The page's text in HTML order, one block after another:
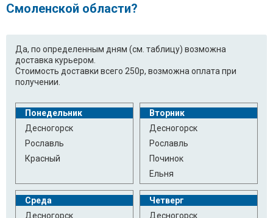
Смоленской области?
Да, по определенным дням (см. таблицу) возможна
доставка курьером.
Стоимость доставки всего 250р, возможна оплата при
получении.
Понедельник
Десногорск
Рославль
Красный
Вторник
Десногорск
Рославль
Починок
Ельня
Среда
Десногорск
Четверг
Десногорск